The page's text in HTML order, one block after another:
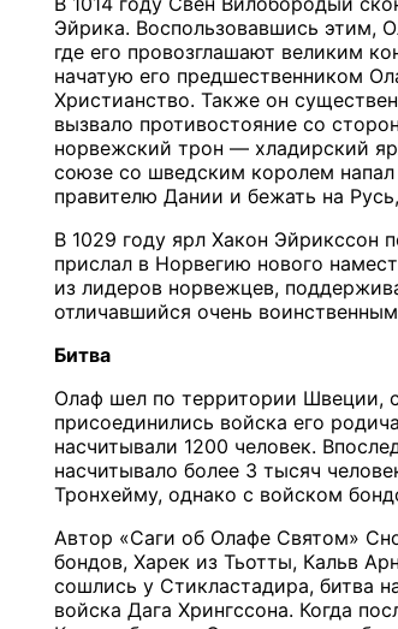
Эйрика. Воспользовавшись этим,
где его провозглашают великим
начатую его предшественником
Христианство. Также он
вызвало противостояние со
норвежский трон — хладирский
союзе со шведским королем
правителю Дании и бежать на
В 1029 году ярл Хакон Эйрикссон
прислал в Норвегию нового
из лидеров норвежцев,
отличавшийся очень
Битва
Олаф шел по территории Швеции,
присоединились войска его
насчитывали 1200 человек.
насчитывало более 3 тысяч
Тронхейму, однако с войском
Автор «Саги об Олафе Святом»
бондов, Харек из Тьотты, Кальв
сошлись у Стикластадира, битва
войска Дага Хрингссона. Когда